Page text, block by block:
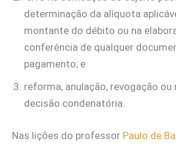
determinação da alíquota
montante do débito ou na
conferência de qualquer
pagamento; e
reforma, anulação, revogação ou
decisão condenatória.
Nas lições do professor Paulo de